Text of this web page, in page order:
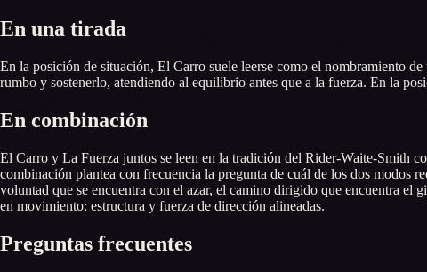
En una tirada
En la posición de situación, El Carro suele leerse como el nombramiento
rumbo y sostenerlo, atendiendo al equilibrio antes que a la fuerza. En la
En combinación
El Carro y La Fuerza juntos se leen en la tradición del Rider-Waite-Smith
combinación plantea con frecuencia la pregunta de cuál de los dos modos
voluntad que se encuentra con el azar, el camino dirigido que encuentra el
en movimiento: estructura y fuerza de dirección alineadas.
Preguntas frecuentes